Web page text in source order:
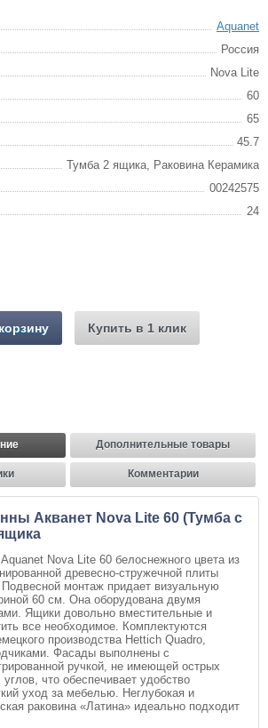
Aquanet
Россия
Nova Lite
60
65
45.7
Тумба 2 ящика, Раковина Керамика
00242575
24
Купить в 1 клик
Дополнительные товары
Комментарии
Акванет Nova Lite 60 (Тумба с
Nova Lite 60 белоснежного цвета из
древесно-стружечной плиты
монтаж придает визуальную
60 см. Она оборудована двумя
Ящики довольно вместительные и
все необходимое. Комплектуются
производства Hettich Quadro,
Фасады выполнены с
ручкой, не имеющей острых
углов, что обеспечивает удобство
уход за мебелью. Неглубокая и
раковина «Латина» идеально подходит